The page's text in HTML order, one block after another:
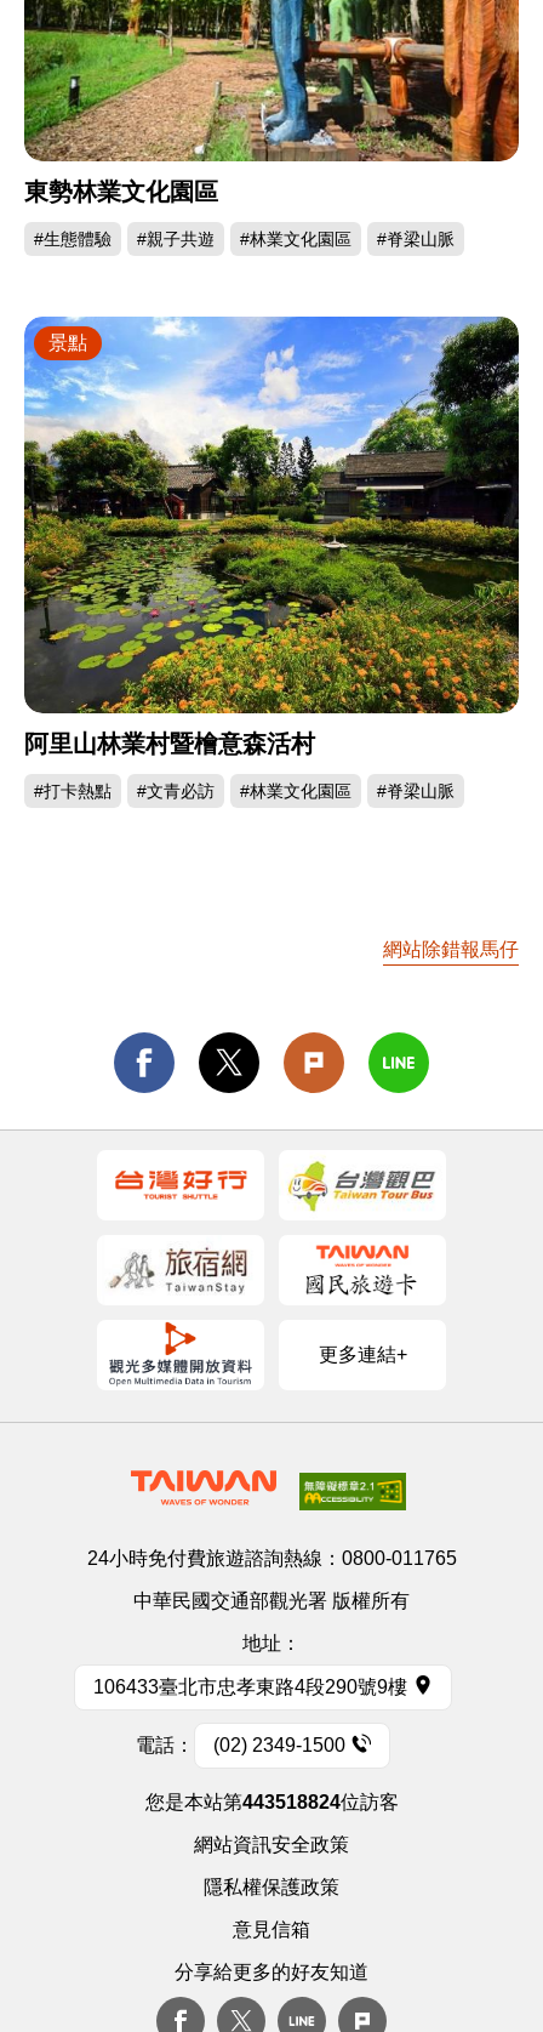
東勢林業文化園區
#生態體驗 #親子共遊 #林業文化園區 #脊梁山脈
阿里山林業村暨檜意森活村
#打卡熱點 #文青必訪 #林業文化園區 #脊梁山脈
景點
網站除錯報馬仔
更多連結+
24小時免付費旅遊諮詢熱線： 0800-011765
中華民國交通部觀光署 版權所有
地址：
106433臺北市忠孝東路4段290號9樓
電話： (02) 2349-1500
您是本站第443518824位訪客
網站資訊安全政策
隱私權保護政策
意見信箱
分享給更多的好友知道